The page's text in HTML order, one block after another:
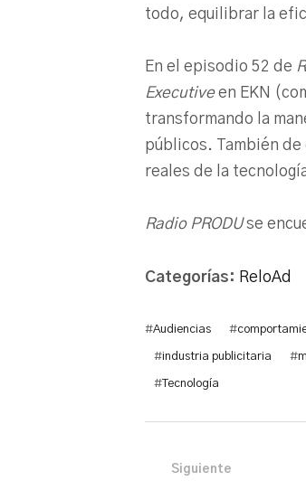
todo, equilibrar la
En el episodio 52 de
Executiveen EKN
transformando la
públicos. También
reales de la
Radio PRODUse
Categorías: ReloAd
#Audiencias #
#industria publicitaria #
#Tecnología
Siguiente